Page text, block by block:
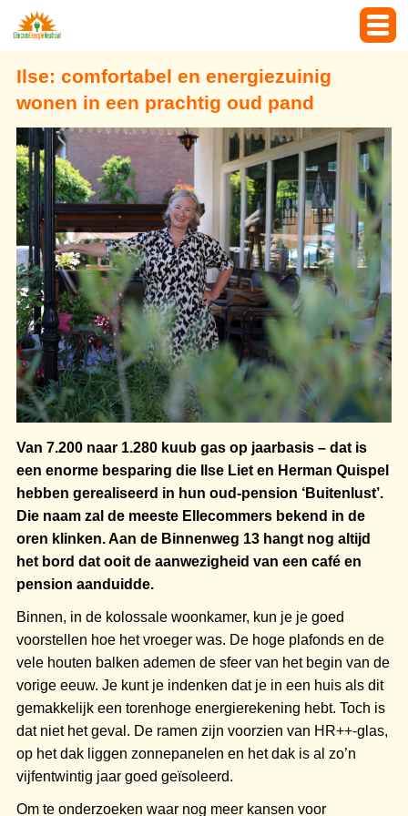
Ilse: comfortabel en energiezuinig
wonen in een prachtig oud pand
Van 7.200 naar 1.280 kuub gas op jaarbasis – dat is
een enorme besparing die Ilse Liet en Herman Quispel
hebben gerealiseerd in hun oud-pension ‘Buitenlust’.
Die naam zal de meeste Ellecommers bekend in de
oren klinken. Aan de Binnenweg 13 hangt nog altijd
het bord dat ooit de aanwezigheid van een café en
pension aanduidde.
Binnen, in de kolossale woonkamer, kun je je goed
voorstellen hoe het vroeger was. De hoge plafonds en de
vele houten balken ademen de sfeer van het begin van de
vorige eeuw. Je kunt je indenken dat je in een huis als dit
gemakkelijk een torenhoge energierekening hebt. Toch is
dat niet het geval. De ramen zijn voorzien van HR++-glas,
op het dak liggen zonnepanelen en het dak is al zo’n
vijfentwintig jaar goed geïsoleerd.
Om te onderzoeken waar nog meer kansen voor